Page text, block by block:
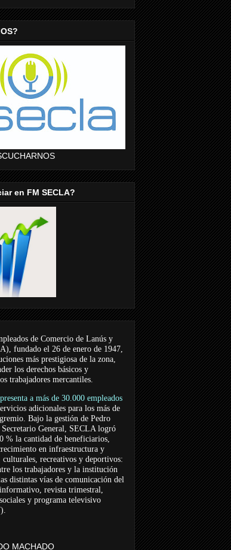
en FM SECLA?
de Comercio de Lanús y
fundado el 26 de enero de 1947,
más prestigiosa de la zona,
los derechos básicos y
trabajadores mercantiles.
a más de 30.000 empleados
adicionales para los más de
Bajo la gestión de Pedro
General, SECLA logró
% la cantidad de beneficiarios,
en infraestructura y
culturales, recreativos y deportivos:
los trabajadores y la institución
distintas vías de comunicación del
revista trimestral,
y programa televisivo
MACHADO